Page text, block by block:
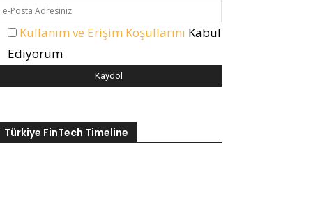
Kullanım ve Erişim Koşullarını Kabul
Ediyorum
Türkiye FinTech Timeline